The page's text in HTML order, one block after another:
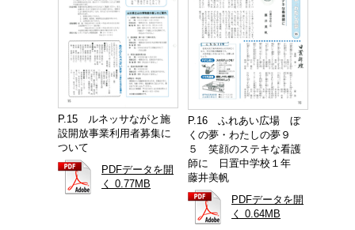
P.15 ルネッサながと施
設開放事業利用者募集に
ついて
PDFデータを開
く 0.77MB
P.16 ふれあい広場 ぼ
くの夢・わたしの夢９
５ 笑顔のステキな看護
師に 日置中学校１年
藤井美帆
PDFデータを開
く 0.64MB